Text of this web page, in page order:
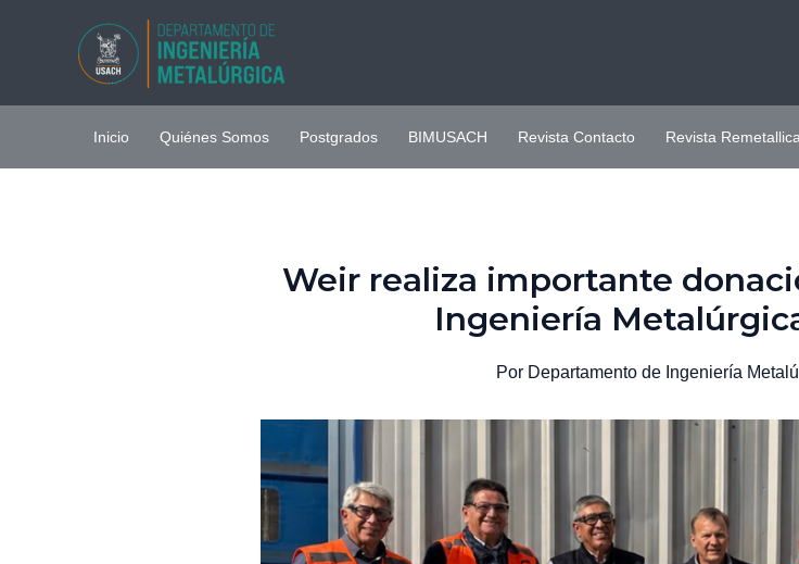
Inicio Quiénes Somos Postgrados BIMUSACH Revista Contacto Revista Remetallica
Weir realiza importante
Ingeniería
Por Departamento de Ingeniería